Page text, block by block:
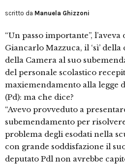
scritto da Manuela Ghizzoni
“Un passo importante”,
Giancarlo Mazzuca, il ‘sì’
della Camera al suo
del personale scolastico
maxiemendamento alla legge
(Pd): ma che dice?
“Avevo provveduto a
subemendamento per
problema degli esodati nella
con grande soddisfazione il
deputato Pdl non avrebbe